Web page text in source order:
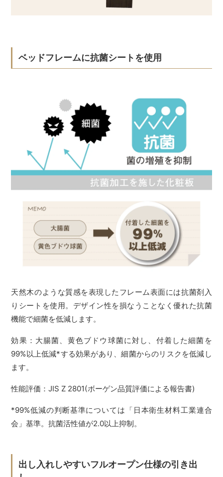
ベッドフレームに抗菌シートを使用
天然木のような質感を表現したフレーム表面には抗菌剤入
りシートを使用。デザイン性を損なうことなく優れた抗菌
機能で細菌を低減します。
効果：大腸菌、黄色ブドウ球菌に対し、付着した細菌を
99%以上低減*する効果があり、細菌からのリスクを低減し
ます。
性能評価：JIS Z 2801(ボーゲン品質評価による報告書)
*99%低減の判断基準については「日本衛生材料工業連合
会」基準。抗菌活性値が2.0以上抑制。
出し入れしやすいフルオープン仕様の引き出